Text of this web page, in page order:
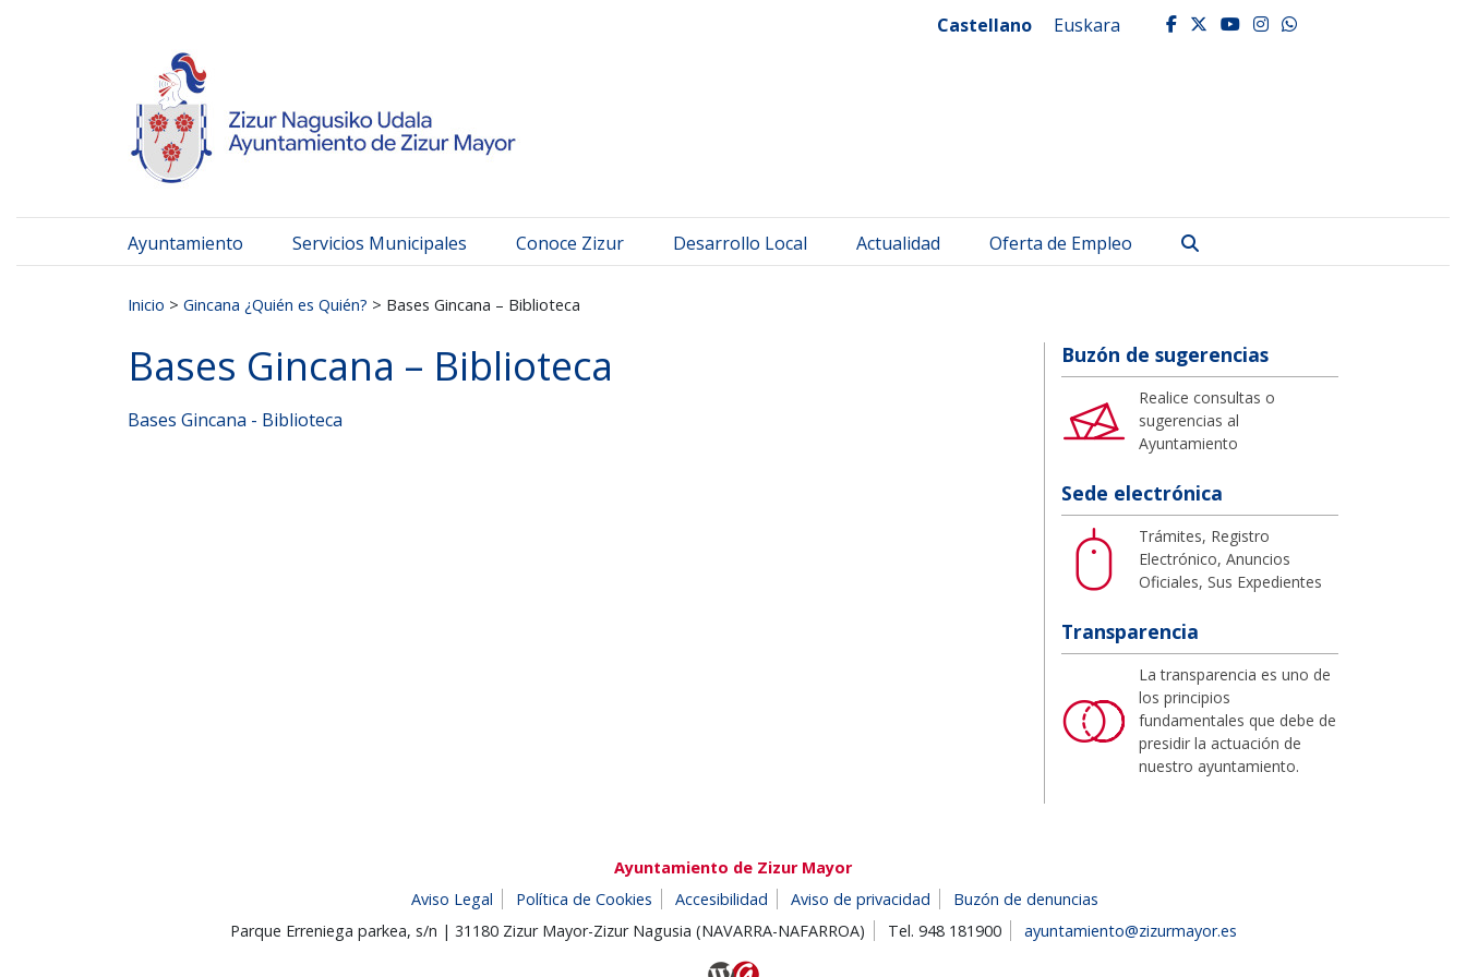
Castellano Euskara facebook
twitter
youtube
instagram
whatsapp
Ayuntamiento Servicios Municipales Conoce Zizur Desarrollo Local Actualidad Oferta de Empleo
Inicio > Gincana ¿Quién es Quién? > Bases Gincana – Biblioteca
Bases Gincana – Biblioteca
Bases Gincana - Biblioteca
Buzón de sugerencias
Realice consultas o
sugerencias al
Ayuntamiento
Sede electrónica
Trámites, Registro
Electrónico, Anuncios
Oficiales, Sus Expedientes
Transparencia
La transparencia es uno de
los principios
fundamentales que debe de
presidir la actuación de
nuestro ayuntamiento.
Ayuntamiento de Zizur Mayor
Aviso Legal
Política de Cookies Accesibilidad Aviso de privacidad
Buzón de denuncias
Parque Erreniega parkea, s/n | 31180 Zizur Mayor-Zizur Nagusia (NAVARRA-NAFARROA)
Tel. 948 181900 ayuntamiento@zizurmayor.es